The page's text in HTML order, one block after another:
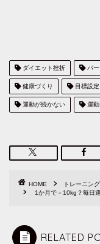
ダイエット挫折 パー
健康づくり 目標設定
運動が続かない 運動
HOME
トレーニング
1か月で－10kg？毎日
RELATED